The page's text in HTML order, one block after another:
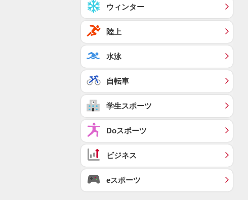
ウィンター
陸上
水泳
自転車
学生スポーツ
Doスポーツ
ビジネス
eスポーツ